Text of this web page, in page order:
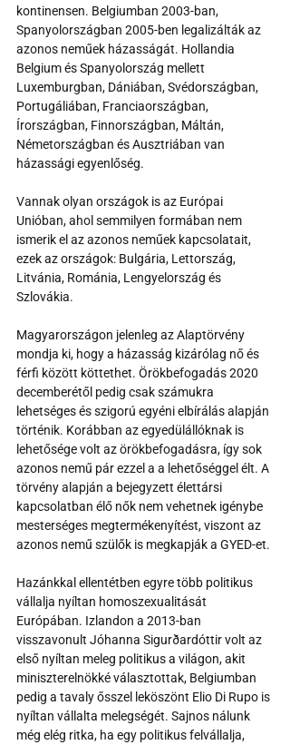
kontinensen. Belgiumban 2003-ban,
Spanyolországban 2005-ben legalizálták az
azonos neműek házasságát. Hollandia
Belgium és Spanyolország mellett
Luxemburgban, Dániában, Svédországban,
Portugáliában, Franciaországban,
Írországban, Finnországban, Máltán,
Németországban és Ausztriában van
házassági egyenlőség.
Vannak olyan országok is az Európai
Unióban, ahol semmilyen formában nem
ismerik el az azonos neműek kapcsolatait,
ezek az országok: Bulgária, Lettország,
Litvánia, Románia, Lengyelország és
Szlovákia.
Magyarországon jelenleg az Alaptörvény
mondja ki, hogy a házasság kizárólag nő és
férfi között köttethet. Örökbefogadás 2020
decemberétől pedig csak számukra
lehetséges és szigorú egyéni elbírálás alapján
történik. Korábban az egyedülállóknak is
lehetősége volt az örökbefogadásra, így sok
azonos nemű pár ezzel a a lehetőséggel élt. A
törvény alapján a bejegyzett élettársi
kapcsolatban élő nők nem vehetnek igénybe
mesterséges megtermékenyítést, viszont az
azonos nemű szülők is megkapják a GYED-et.
Hazánkkal ellentétben egyre több politikus
vállalja nyíltan homoszexualitását
Európában. Izlandon a 2013-ban
visszavonult Jóhanna Sigurðardóttir volt az
első nyíltan meleg politikus a világon, akit
miniszterelnökké választottak, Belgiumban
pedig a tavaly ősszel leköszönt Elio Di Rupo is
nyíltan vállalta melegségét. Sajnos nálunk
még elég ritka, ha egy politikus felvállalja,